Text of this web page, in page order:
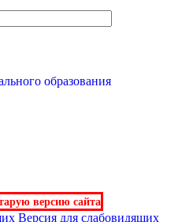
образования
версию сайта
Версия для слабовидящих